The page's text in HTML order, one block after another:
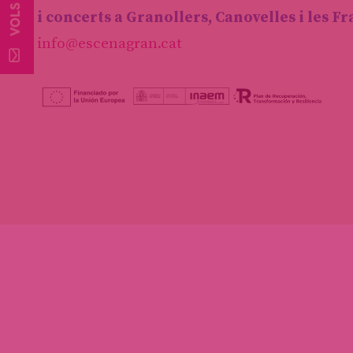
i concerts a Granollers, Canovelles i les
info@escenagran.cat